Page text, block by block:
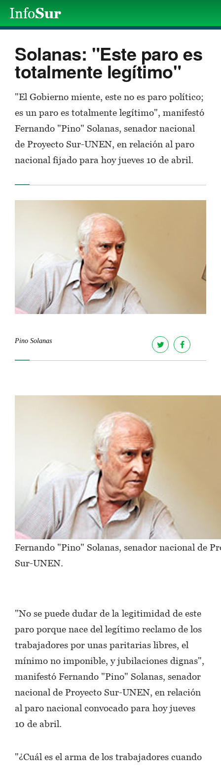
Solanas: "Este paro es
totalmente legítimo"
"El Gobierno miente, este no es paro político;
es un paro es totalmente legítimo", manifestó
Fernando "Pino" Solanas, senador nacional
de Proyecto Sur-UNEN, en relación al paro
nacional fijado para hoy jueves 10 de abril.
Pino Solanas
Fernando "Pino" Solanas, senador nacional de
Sur-UNEN.
"No se puede dudar de la legitimidad de este
paro porque nace del legítimo reclamo de los
trabajadores por unas paritarias libres, el
mínimo no imponible, y jubilaciones dignas",
manifestó Fernando "Pino" Solanas, senador
nacional de Proyecto Sur-UNEN, en relación
al paro nacional convocado para hoy jueves
10 de abril.
"¿Cuál es el arma de los trabajadores cuando